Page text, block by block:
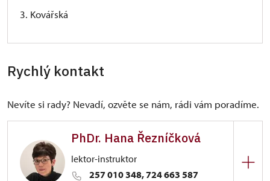
3. Kovářská
Rychlý kontakt
Nevíte si rady? Nevadí, ozvěte se nám, rádi vám poradíme.
PhDr. Hana Řezníčková
lektor-instruktor
257 010 348, 724 663 587